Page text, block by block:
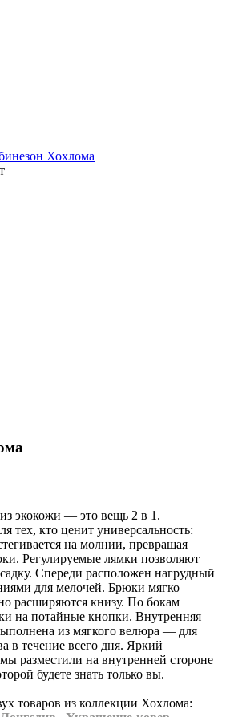
Хохлома
из экокожи — это вещь 2 в 1.
тех, кто ценит универсальность:
на молнии, превращая
Регулируемые лямки позволяют
Спереди расположен нагрудный
для мелочей. Брюки мягко
расширяются книзу. По бокам
на потайные кнопки. Внутренняя
из мягкого велюра — для
в течение всего дня. Яркий
разместили на внутренней стороне
будете знать только вы.
товаров из коллекции Хохлома: